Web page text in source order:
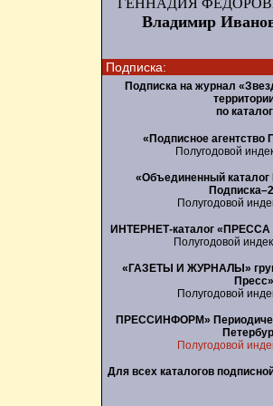
ГЕННАДИЯ
Владимир
Подписка:
Подписка на журнал
по
«Подписное
Полугодовой
«Объединенный
Полугодовой
ИНТЕРНЕТ-каталог
Полугодовой
«ГАЗЕТЫ И ЖУРНАЛЫ»
Пресс»
Полугодовой
ПРЕССИНФОРМ»
Полугодовой
Для всех каталогов